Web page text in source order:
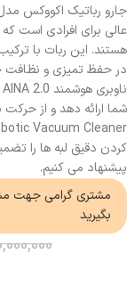
عالی برای افرادی است
هستند. این ربات با
شما ارائه دهد و از
کردن دقیق لبه ها را
پیشنهاد می کنیم.
مشتری گرامی جهت
بگیرید